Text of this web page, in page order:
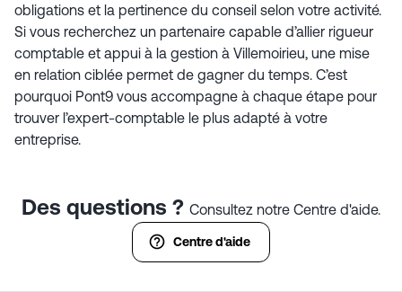
obligations et la pertinence du conseil selon votre activité.
Si vous recherchez un partenaire capable d’allier rigueur
comptable et appui à la gestion à Villemoirieu, une mise
en relation ciblée permet de gagner du temps. C’est
pourquoi Pont9 vous accompagne à chaque étape pour
trouver l’expert-comptable le plus adapté à votre
entreprise.
Des questions ? Consultez notre Centre d'aide.
Centre d'aide